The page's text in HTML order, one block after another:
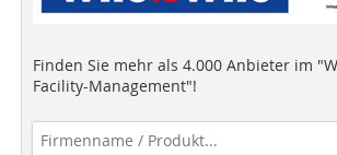
Finden Sie mehr als 4.000 Anbieter im
Facility-Management"!